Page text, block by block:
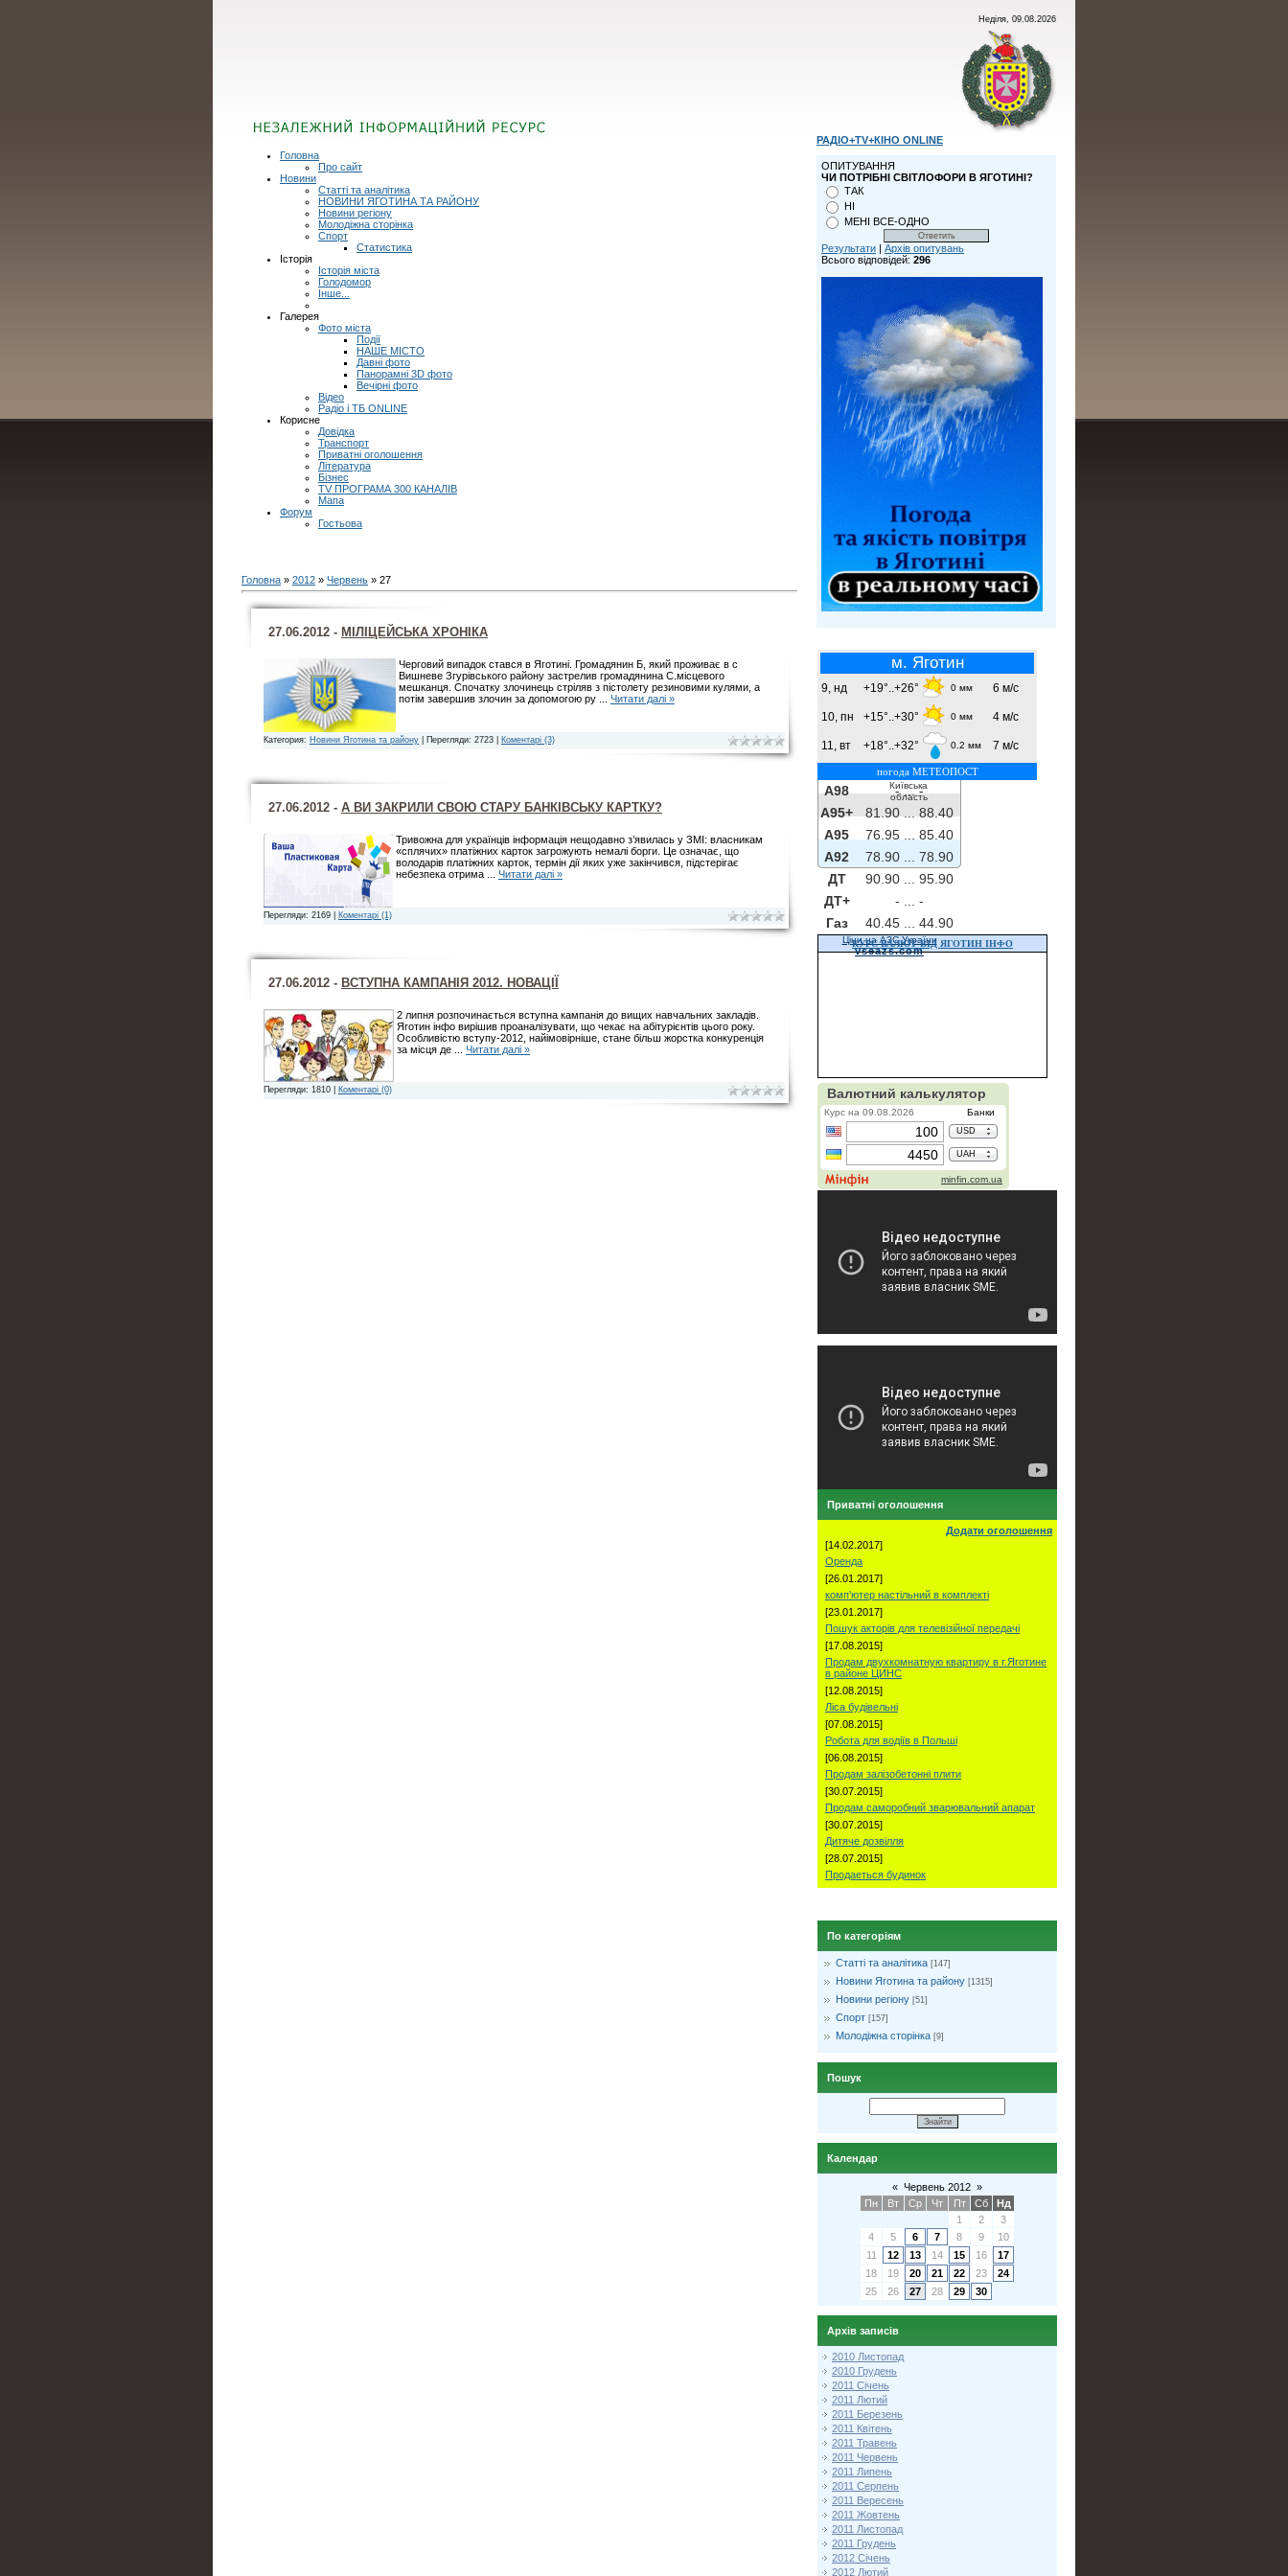
Неділя, 09.08.2026
Головна
Про сайт
Новини
Статті та аналітика
НОВИНИ ЯГОТИНА ТА РАЙОНУ
Новини регіону
Молодіжна сторінка
Спорт
Статистика
Історія
Історія міста
Голодомор
Інше...
Галерея
Фото міста
Події
НАШЕ МІСТО
Давні фото
Панорамні 3D фото
Вечірні фото
Відео
Радіо і ТБ ONLINE
Корисне
Довідка
Транспорт
Приватні оголошення
Література
Бізнес
TV ПРОГРАМА 300 КАНАЛІВ
Мапа
Форум
Гостьова
Головна » 2012 » Червень » 27
27.06.2012 - МІЛІЦЕЙСЬКА ХРОНІКА
Черговий випадок стався в Яготині. Громадянин Б, який проживає в с
Вишневе Згурівського району застрелив громадянина С.місцевого
мешканця. Спочатку злочинець стріляв з пістолету резиновими кулями, а
потім завершив злочин за допомогою ру
Читати далі »
Категория: Новини Яготина та району | Перегляди: 2723 | Коментарі (3)
27.06.2012 - А ВИ ЗАКРИЛИ СВОЮ СТАРУ БАНКІВСЬКУ КАРТКУ?
Тривожна для українців інформація нещодавно з’явилась у ЗМІ: власникам
«сплячих» платіжних карток загрожують немалі борги. Це означає, що
володарів платіжних карток, термін дії яких уже закінчився, підстерігає
небезпека отрима
Читати далі »
Перегляди: 2169 | Коментарі (1)
27.06.2012 - ВСТУПНА КАМПАНІЯ 2012. НОВАЦІЇ
2 липня розпочинається вступна кампанія до вищих навчальних закладів.
Яготин інфо вирішив проаналізувати, що чекає на абітурієнтів цього року.
Особливістю вступу-2012, найімовірніше, стане більш жорстка конкуренція
за місця де
Читати далі »
Перегляди: 1810 | Коментарі (0)
РАДІО+TV+КІНО ONLINE
ОПИТУВАННЯ
ЧИ ПОТРІБНІ СВІТЛОФОРИ В ЯГОТИНІ?
ТАК
НІ
МЕНІ ВСЕ-ОДНО
Результати | Архів опитувань
Всього відповідей: 296
м. Яготин
9, нд +19°..+26° 0 мм 6 м/с
10, пн +15°..+30° 0 мм 4 м/с
11, вт +18°..+32° 0.2 мм 7 м/с
погода МЕТЕОПОСТ
Київська
область
A98 - ...-
A95+
81.90 ...
88.40
A95
76.95 ...
85.40
A92
78.90 ...
78.90
ДТ
90.90 ...
95.90
ДТ+
- ...
-
Газ
40.45 ... 44.90
Ціни на АЗС України
vseazs.com
КУРС ВАЛЮТ ВІД ЯГОТИН ІНФО
Приватні оголошення
Додати оголошення
[14.02.2017]
Оренда
[26.01.2017]
комп'ютер настільний в комплекті
[23.01.2017]
Пошук акторів для телевізійної передачі
[17.08.2015]
Продам двухкомнатную квартиру в г.Яготине
в районе ЦИНС
[12.08.2015]
Ліса будівельні
[07.08.2015]
Робота для водіїв в Польші
[06.08.2015]
Продам залізобетонні плити
[30.07.2015]
Продам саморобний зварювальний апарат
[30.07.2015]
Дитяче дозвілля
[28.07.2015]
Продаеться будинок
По категоріям
Статті та аналітика [147]
Новини Яготина та району [1315]
Новини регіону [51]
Спорт [157]
Молодіжна сторінка [9]
Пошук
Календар
« Червень 2012 »
Пн
Вт Ср Чт Пт Сб
Нд
1
2
3
4
5 6 7 8 9
10
11
12 13 14 15 16
17
18
19 20 21 22 23
24
25
26 27 28 29 30
Архів записів
2010 Листопад
2010 Грудень
2011 Січень
2011 Лютий
2011 Березень
2011 Квітень
2011 Травень
2011 Червень
2011 Липень
2011 Серпень
2011 Вересень
2011 Жовтень
2011 Листопад
2011 Грудень
2012 Січень
2012 Лютий